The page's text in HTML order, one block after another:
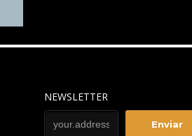
NEWSLETTER